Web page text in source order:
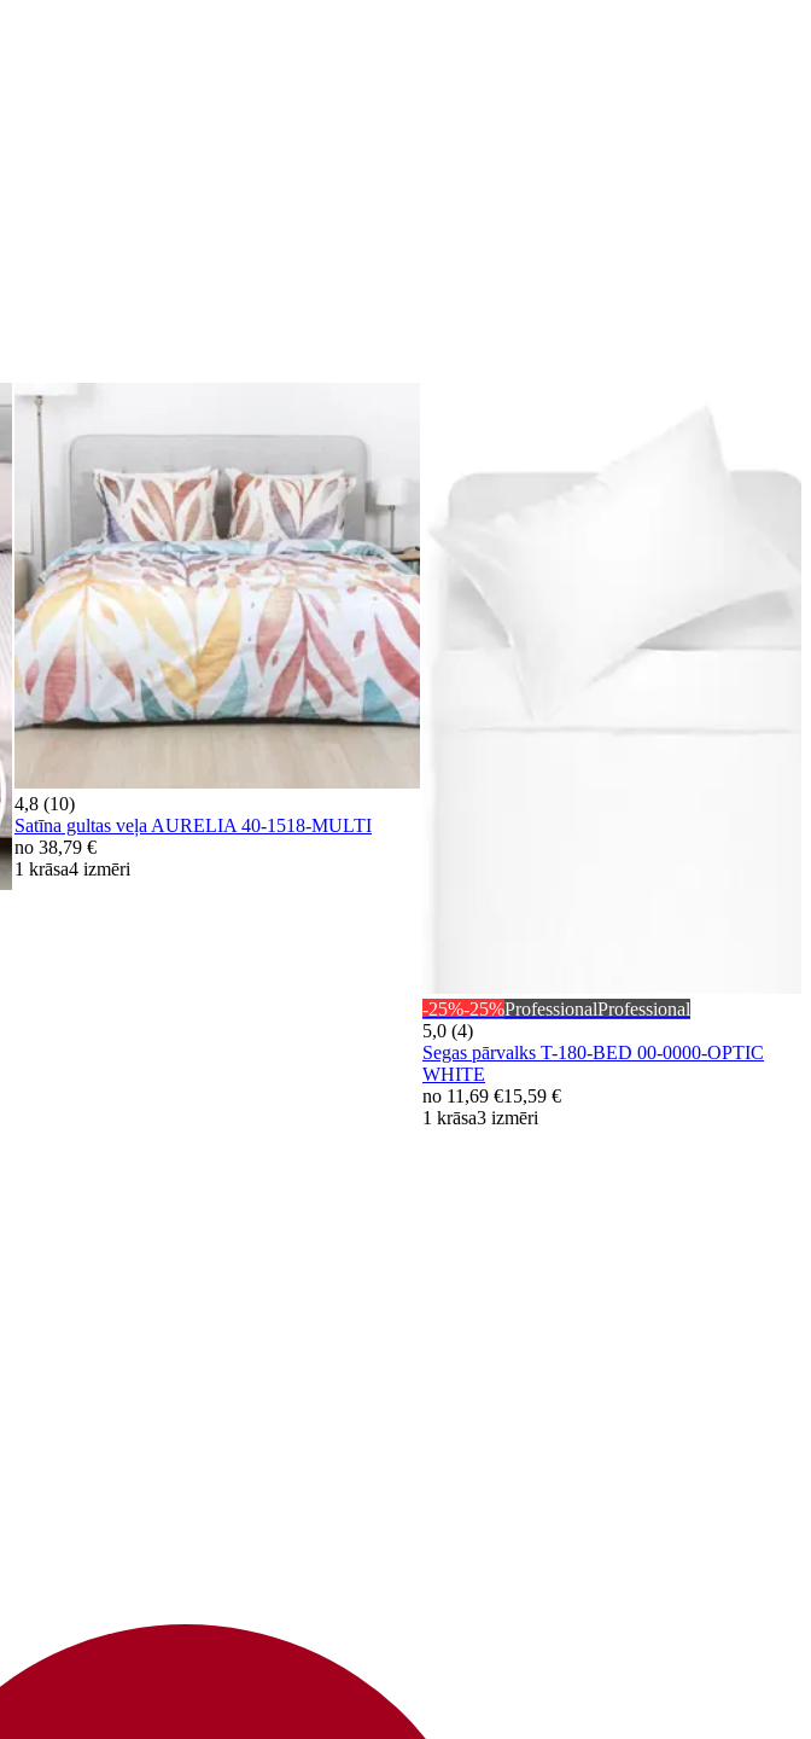
4,8 (10)
Satīna gultas veļa AURELIA 40-1518-MULTI
no 38,79 €
1 krāsa4 izmēri
-25%-25%ProfessionalProfessional
5,0 (4)
Segas pārvalks T-180-BED 00-0000-OPTIC
WHITE
no 11,69 €15,59 €
1 krāsa3 izmēri